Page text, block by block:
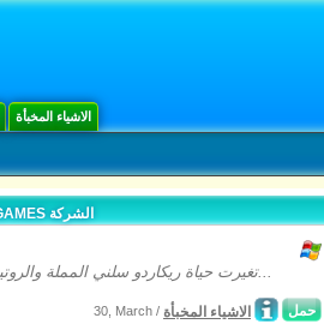
الاشياء المخبأة
مباريات من قبل BIG FISH GAMES الشركة
تغيرت حياة ريكاردو سلني المملة والروتينية بعد أن إكتشف أنه قد ورث ممتلكات رائعة...
حمل 30, March / الاشياء المخبأة